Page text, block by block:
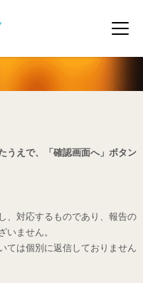
メ
うえで、「確認画面へ」ボタン
、対応するものであり、報告の
いません。
ては個別に返信しておりません